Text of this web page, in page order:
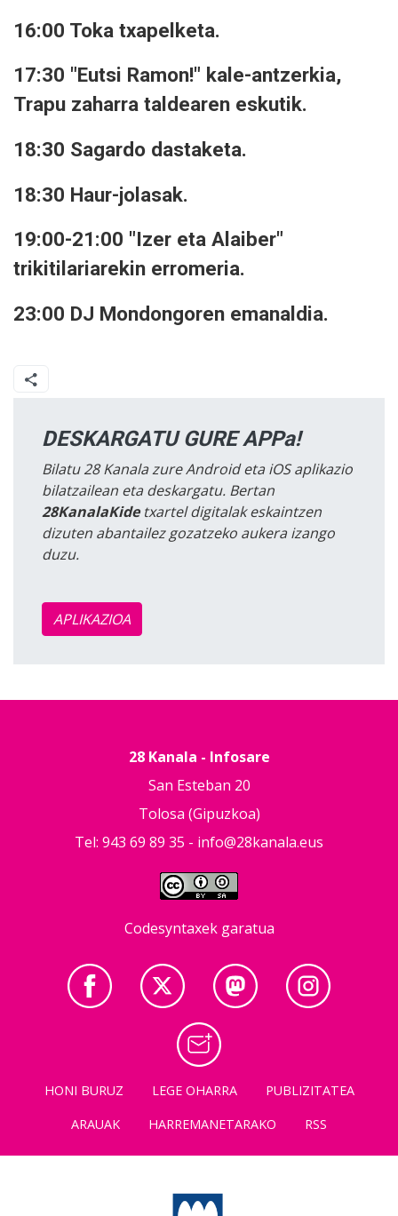
16:00 Toka txapelketa.
17:30 "Eutsi Ramon!" kale-antzerkia,
Trapu zaharra taldearen eskutik.
18:30 Sagardo dastaketa.
18:30 Haur-jolasak.
19:00-21:00 "Izer eta Alaiber"
trikitilariarekin erromeria.
23:00 DJ Mondongoren emanaldia.
DESKARGATU GURE APPa!
Bilatu 28 Kanala zure Android eta iOS aplikazio
bilatzailean eta deskargatu. Bertan
28KanalaKidetxartel digitalak eskaintzen
dizuten abantailez gozatzeko aukera izango
duzu.
APLIKAZIOA
28 Kanala - Infosare
San Esteban 20
Tolosa (Gipuzkoa)
Tel: 943 69 89 35 - info@28kanala.eus
Codesyntaxek garatua
HONI BURUZ LEGE OHARRA
PUBLIZITATEA
ARAUAK
HARREMANETARAKO RSS